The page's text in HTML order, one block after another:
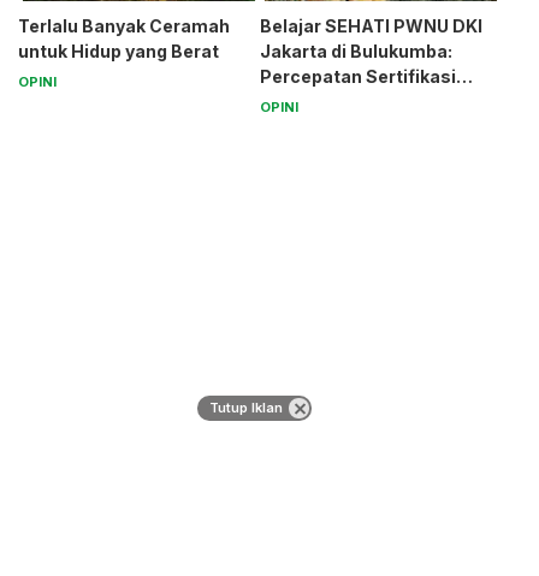
Terlalu Banyak Ceramah
untuk Hidup yang Berat
OPINI
Belajar SEHATI PWNU DKI
Jakarta di Bulukumba:
Percepatan Sertifikasi
Halal Bagi UMK
OPINI
Tutup Iklan